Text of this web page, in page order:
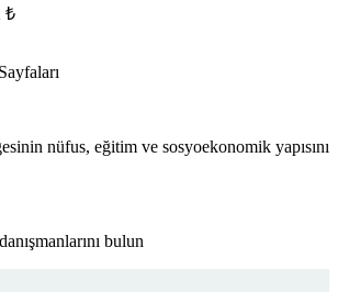
₺
nüfus, eğitim ve sosyoekonomik yapısını
bulun